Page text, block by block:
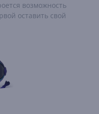
возможность
оставить свой